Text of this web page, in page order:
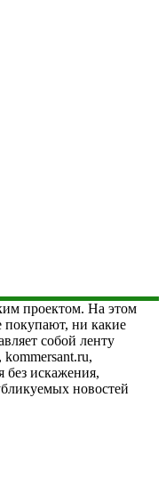
проектом. На этом
покупают, ни какие
собой ленту
kommersant.ru,
без искажения,
новостей